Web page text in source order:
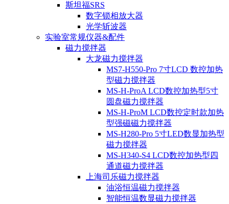
斯坦福SRS
数字锁相放大器
光学斩波器
实验室常规仪器&配件
磁力搅拌器
大龙磁力搅拌器
MS7-H550-Pro 7寸LCD 数控加热
型磁力搅拌器
MS-H-ProA LCD数控加热型5寸
圆盘磁力搅拌器
MS-H-ProM LCD数控定时款加热
型强磁磁力搅拌器
MS-H280-Pro 5寸LED数显加热型
磁力搅拌器
MS-H340-S4 LCD数控加热型四
通道磁力搅拌器
上海司乐磁力搅拌器
油浴恒温磁力搅拌器
智能恒温数显磁力搅拌器